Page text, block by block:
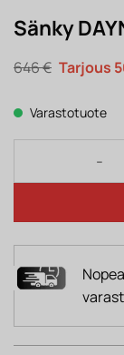
Sänky
646€
hinta
646 €.
Varastotuote
Sänky